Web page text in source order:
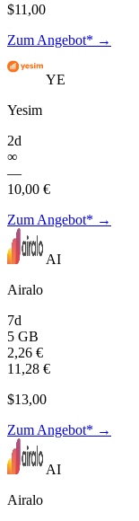
$11,00
Zum Angebot* →
YE
Yesim
2d
∞
—
10,00 €
Zum Angebot* →
AI
Airalo
7d
5 GB
2,26 €
11,28 €
$13,00
Zum Angebot* →
AI
Airalo